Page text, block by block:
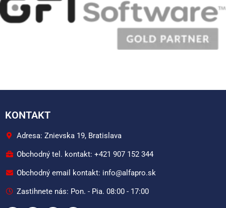
KONTAKT
Adresa: Znievska 19, Bratislava
Obchodný tel. kontakt: +421 907 152 344
Obchodný email kontakt: info@alfapro.sk
Zastihnete nás: Pon. - Pia. 08:00 - 17:00